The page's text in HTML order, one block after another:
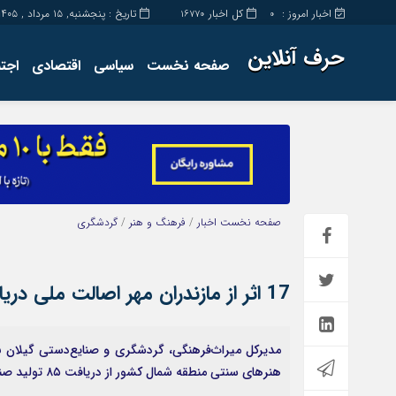
کل اخبار 16770 اخبار امروز : 0 تاریخ : پنجشنبه, ۱۵ مرداد , ۱۴۰۵
حرف آنلاین صفحه نخست سیاسی اقتصادی
صفحه نخست اخبار / فرهنگ و هنر / گردشگری
17 اثر از مازندران مهر اصالت ملی دریافت کردند
مدیرکل میراث‌فرهنگی، گردشگری و صنایع‌دستی گیلان
هنرهای سنتی منطقه شمال کشور از دریافت ۸۵ تولید صنایع دستی این خطه خبر داد.